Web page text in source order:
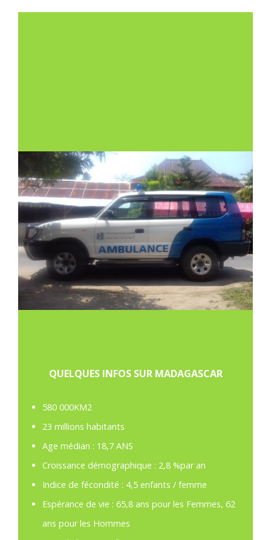
QUELQUES INFOS SUR MADAGASCAR
580 000KM2
23 millions habitants
Age médian : 18,7 ANS
Croissance démographique : 2,8 %par an
Indice de fécondité : 4,5 enfants / femme
Espérance de vie : 65,8 ans pour les Femmes, 62
ans pour les Hommes